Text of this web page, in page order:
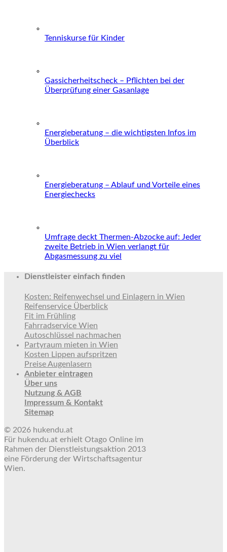
Tenniskurse für Kinder
Gassicherheitscheck – Pflichten bei der
Überprüfung einer Gasanlage
Energieberatung – die wichtigsten Infos im
Überblick
Energieberatung – Ablauf und Vorteile eines
Energiechecks
Umfrage deckt Thermen-Abzocke auf: Jeder
zweite Betrieb in Wien verlangt für
Abgasmessung zu viel
Dienstleister einfach finden
Kosten: Reifenwechsel und Einlagern in Wien
Reifenservice Überblick
Fit im Frühling
Fahrradservice Wien
Autoschlüssel nachmachen
Partyraum mieten in Wien
Kosten Lippen aufspritzen
Preise Augenlasern
Anbieter eintragen
Über uns
Nutzung & AGB
Impressum & Kontakt
Sitemap
© 2026 hukendu.at
Für hukendu.at erhielt Otago Online im
Rahmen der Dienstleistungsaktion 2013
eine Förderung der Wirtschaftsagentur
Wien.